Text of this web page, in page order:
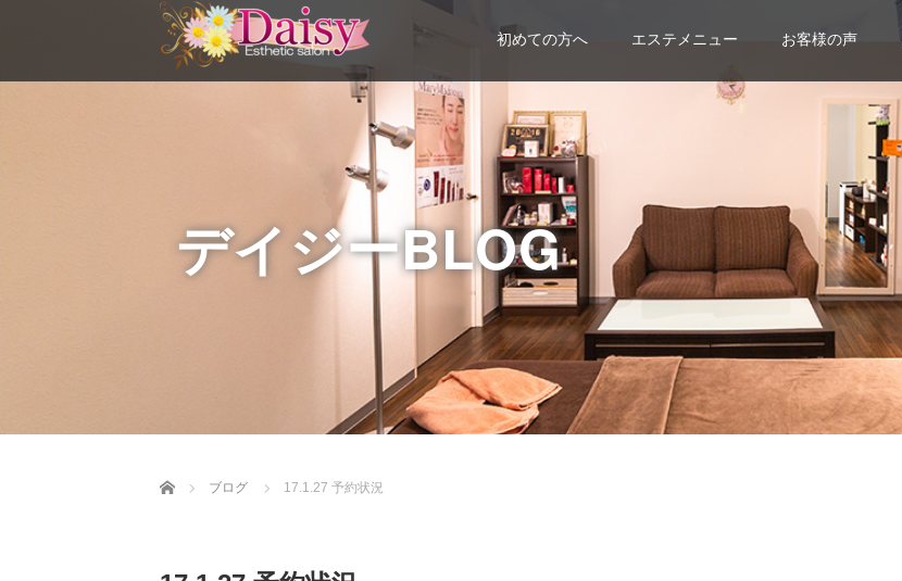
初めての方へ エステメニュー お客様の声
デイジーBLOG
Home ブログ 17.1.27 予約状況